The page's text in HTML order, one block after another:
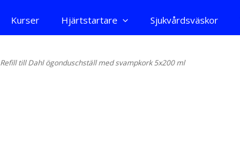
Refill till Dahl ögonduschställ med svampkork 5x200 ml
Kurser Hjärtstartare Sjukvårdsväskor